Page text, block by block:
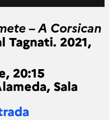
– A Corsican
Tagnati. 2021,
20:15
Sala